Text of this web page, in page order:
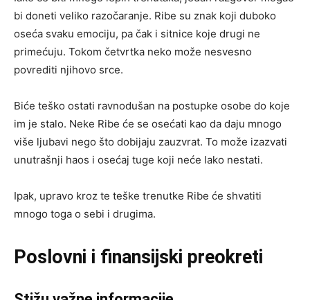
bi doneti veliko razočaranje. Ribe su znak koji duboko
oseća svaku emociju, pa čak i sitnice koje drugi ne
primećuju. Tokom četvrtka neko može nesvesno
povrediti njihovo srce.
Biće teško ostati ravnodušan na postupke osobe do koje
im je stalo. Neke Ribe će se osećati kao da daju mnogo
više ljubavi nego što dobijaju zauzvrat. To može izazvati
unutrašnji haos i osećaj tuge koji neće lako nestati.
Ipak, upravo kroz te teške trenutke Ribe će shvatiti
mnogo toga o sebi i drugima.
Poslovni i finansijski preokreti